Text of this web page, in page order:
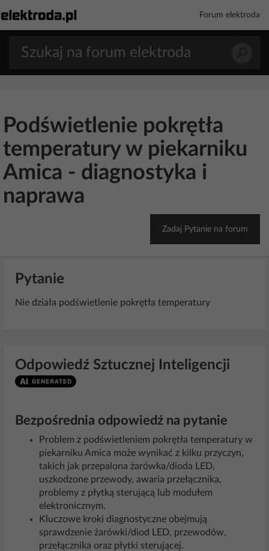
Forum elektroda
Podświetlenie pokrętła
temperatury w piekarniku
Amica - diagnostyka i
naprawa
Zadaj Pytanie na forum
Pytanie
Nie działa podświetlenie pokrętła temperatury
Odpowiedź Sztucznej Inteligencji
Bezpośrednia odpowiedź na pytanie
Problem z podświetleniem pokrętła temperatury w
piekarniku Amica może wynikać z kilku przyczyn,
takich jak przepalona żarówka/dioda LED,
uszkodzone przewody, awaria przełącznika,
problemy z płytką sterującą lub modułem
elektronicznym.
Kluczowe kroki diagnostyczne obejmują
sprawdzenie żarówki/diod LED, przewodów,
przełącznika oraz płytki sterującej.